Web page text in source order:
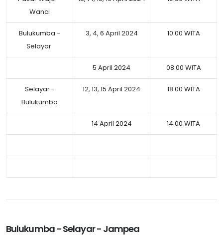
Wanci
Bulukumba -
Selayar
3, 4, 6 April 2024 10.00 WITA
5 April 2024 08.00 WITA
Selayar -
Bulukumba
12, 13, 15 April 2024 18.00 WITA
14 April 2024 14.00 WITA
Bulukumba - Selayar - Jampea